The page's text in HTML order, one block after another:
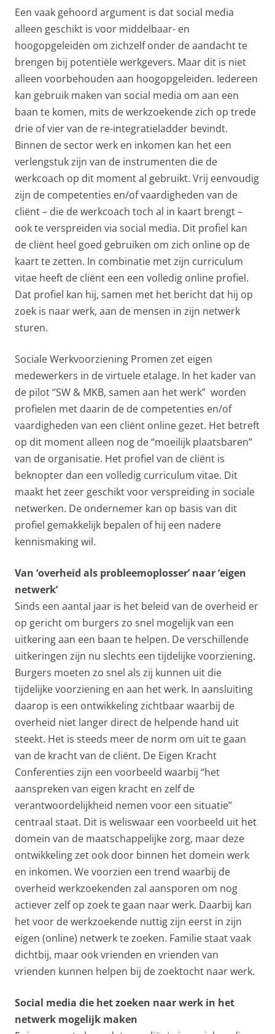
Een vaak gehoord argument is dat social media
alleen geschikt is voor middelbaar- en
hoogopgeleiden om zichzelf onder de aandacht te
brengen bij potentiële werkgevers. Maar dit is niet
alleen voorbehouden aan hoogopgeleiden. Iedereen
kan gebruik maken van social media om aan een
baan te komen, mits de werkzoekende zich op trede
drie of vier van de re-integratieladder bevindt.
Binnen de sector werk en inkomen kan het een
verlengstuk zijn van de instrumenten die de
werkcoach op dit moment al gebruikt. Vrij eenvoudig
zijn de competenties en/of vaardigheden van de
cliënt – die de werkcoach toch al in kaart brengt –
ook te verspreiden via social media. Dit profiel kan
de cliënt heel goed gebruiken om zich online op de
kaart te zetten. In combinatie met zijn curriculum
vitae heeft de cliënt een een volledig online profiel.
Dat profiel kan hij, samen met het bericht dat hij op
zoek is naar werk, aan de mensen in zijn netwerk
sturen.
Sociale Werkvoorziening Promen zet eigen
medewerkers in de virtuele etalage. In het kader van
de pilot “SW & MKB, samen aan het werk” worden
profielen met daarin de de competenties en/of
vaardigheden van een cliënt online gezet. Het betreft
op dit moment alleen nog de “moeilijk plaatsbaren”
van de organisatie. Het profiel van de cliënt is
beknopter dan een volledig curriculum vitae. Dit
maakt het zeer geschikt voor verspreiding in sociale
netwerken. De ondernemer kan op basis van dit
profiel gemakkelijk bepalen of hij een nadere
kennismaking wil.
Van ‘overheid als probleemoplosser’ naar ‘eigen
netwerk’
Sinds een aantal jaar is het beleid van de overheid er
op gericht om burgers zo snel mogelijk van een
uitkering aan een baan te helpen. De verschillende
uitkeringen zijn nu slechts een tijdelijke voorziening.
Burgers moeten zo snel als zij kunnen uit die
tijdelijke voorziening en aan het werk. In aansluiting
daarop is een ontwikkeling zichtbaar waarbij de
overheid niet langer direct de helpende hand uit
steekt. Het is steeds meer de norm om uit te gaan
van de kracht van de cliënt. De Eigen Kracht
Conferenties zijn een voorbeeld waarbij “het
aanspreken van eigen kracht en zelf de
verantwoordelijkheid nemen voor een situatie”
centraal staat. Dit is weliswaar een voorbeeld uit het
domein van de maatschappelijke zorg, maar deze
ontwikkeling zet ook door binnen het domein werk
en inkomen. We voorzien een trend waarbij de
overheid werkzoekenden zal aansporen om nog
actiever zelf op zoek te gaan naar werk. Daarbij kan
het voor de werkzoekende nuttig zijn eerst in zijn
eigen (online) netwerk te zoeken. Familie staat vaak
dichtbij, maar ook vrienden en vrienden van
vrienden kunnen helpen bij de zoektocht naar werk.
Social media die het zoeken naar werk in het
netwerk mogelijk maken